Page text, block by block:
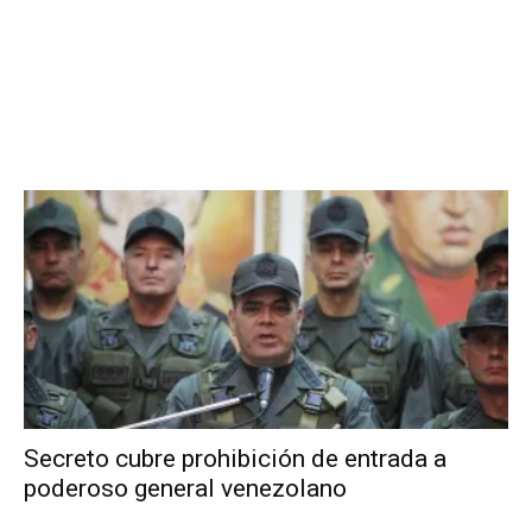
Secreto cubre prohibición de entrada a
poderoso general venezolano